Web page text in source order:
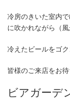
冷房のきいた室内
に吹かれながら（
冷えたビールをゴ
皆様のご来店をお
ビアガーデ